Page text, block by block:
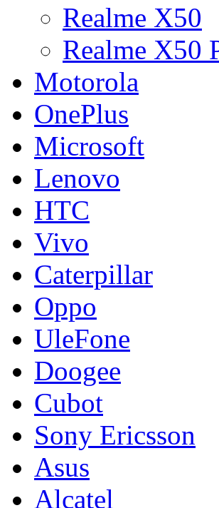
Realme X50
Realme X50
Motorola
OnePlus
Microsoft
Lenovo
HTC
Vivo
Caterpillar
Oppo
UleFone
Doogee
Cubot
Sony Ericsson
Asus
Alcatel